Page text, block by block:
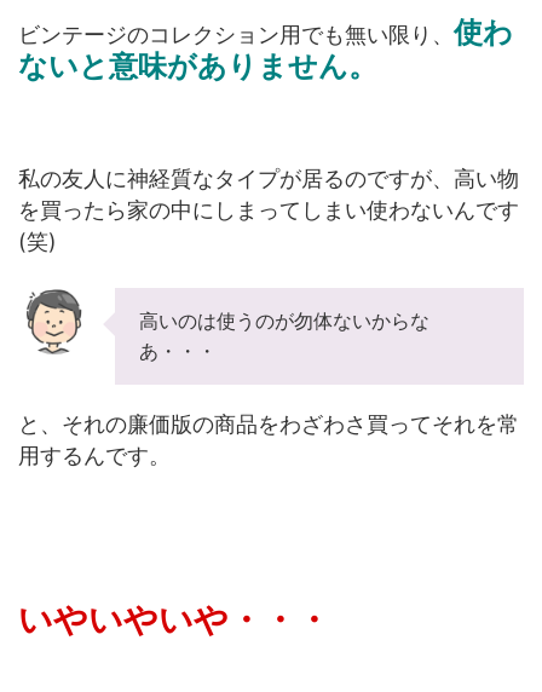
ビンテージのコレクション用でも無い限り、使わ
ないと意味がありません。
私の友人に神経質なタイプが居るのですが、高い物
を買ったら家の中にしまってしまい使わないんです
(笑)
高いのは使うのが勿体ないからな
あ・・・
と、それの廉価版の商品をわざわさ買ってそれを常
用するんです。
いやいやいや・・・